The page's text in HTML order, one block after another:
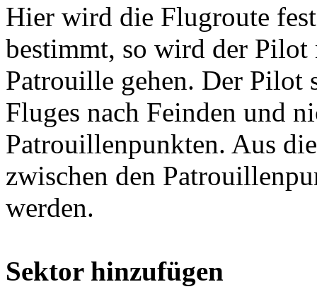
Hier wird die Flugroute
bestimmt, so wird der
Patrouille gehen. Der Pilot
Fluges nach Feinden und
Patrouillenpunkten. Aus
zwischen den
werden.
Sektor hinzufügen